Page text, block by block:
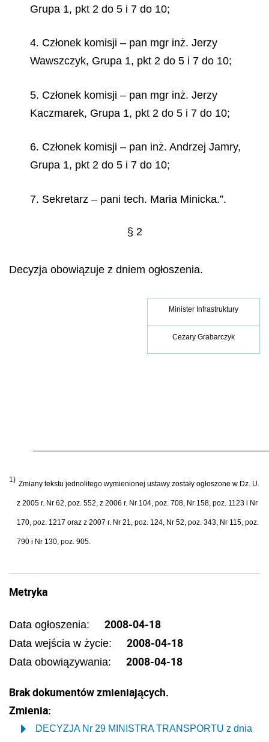
Grupa 1, pkt 2 do 5 i 7 do 10;
4. Członek komisji – pan mgr inż. Jerzy
Wawszczyk, Grupa 1, pkt 2 do 5 i 7 do 10;
5. Członek komisji – pan mgr inż. Jerzy
Kaczmarek, Grupa 1, pkt 2 do 5 i 7 do 10;
6. Członek komisji – pan inż. Andrzej Jamry,
Grupa 1, pkt 2 do 5 i 7 do 10;
7. Sekretarz – pani tech. Maria Minicka.”.
§ 2
Decyzja obowiązuje z dniem ogłoszenia.
Minister Infrastruktury
Cezary Grabarczyk
1) Zmiany tekstu jednolitego wymienionej ustawy zostały ogłoszone w Dz. U.
z 2005 r. Nr 62, poz. 552, z 2006 r. Nr 104, poz. 708, Nr 158, poz. 1123 i Nr
170, poz. 1217 oraz z 2007 r. Nr 21, poz. 124, Nr 52, poz. 343, Nr 115, poz.
790 i Nr 130, poz. 905.
Metryka
Data ogłoszenia: 2008-04-18
Data wejścia w życie: 2008-04-18
Data obowiązywania: 2008-04-18
Brak dokumentów zmieniających.
Zmienia:
DECYZJA Nr 29 MINISTRA TRANSPORTU z dnia